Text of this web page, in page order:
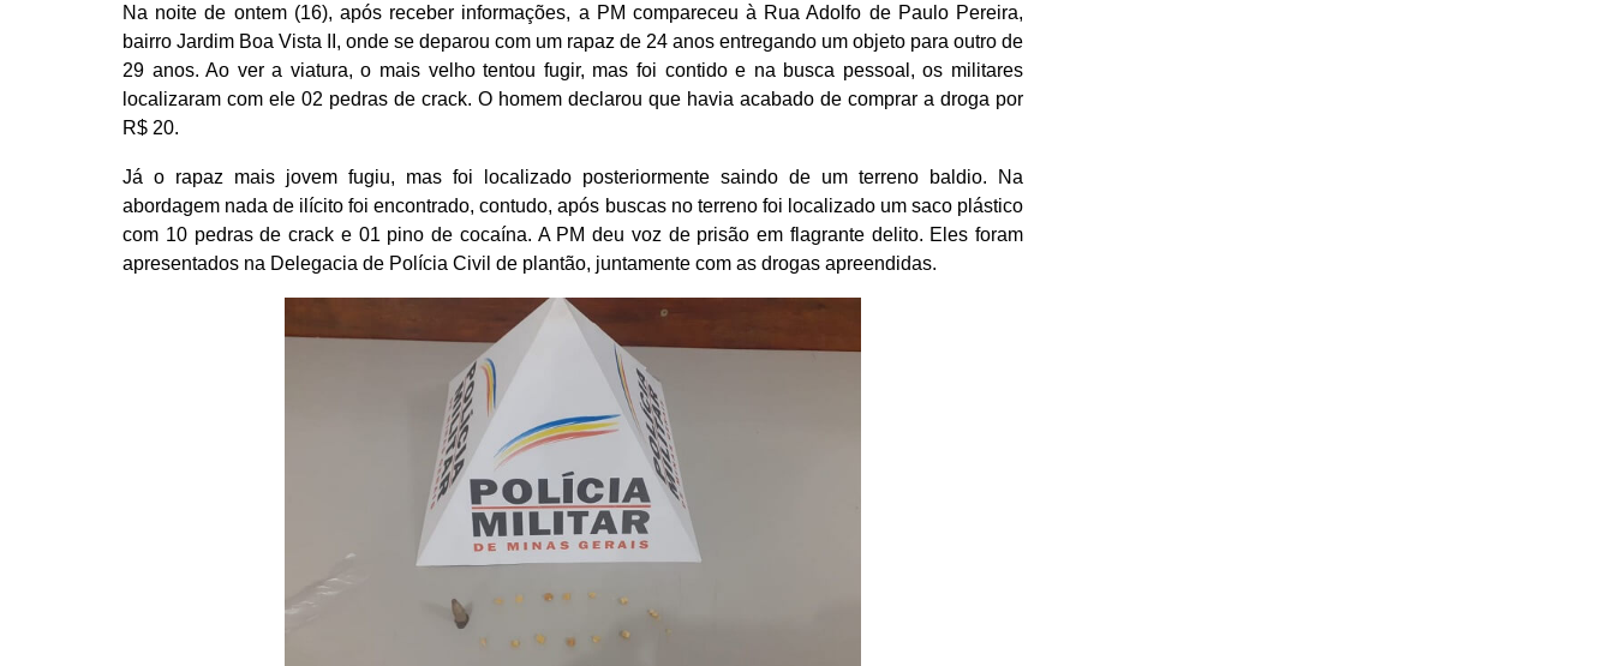
Na noite de ontem (16), após receber informações, a PM compareceu à Rua Adolfo de Paulo Pereira,
bairro Jardim Boa Vista II, onde se deparou com um rapaz de 24 anos entregando um objeto para outro de
29 anos. Ao ver a viatura, o mais velho tentou fugir, mas foi contido e na busca pessoal, os militares
localizaram com ele 02 pedras de crack. O homem declarou que havia acabado de comprar a droga por
R$ 20.
Já o rapaz mais jovem fugiu, mas foi localizado posteriormente saindo de um terreno baldio. Na
abordagem nada de ilícito foi encontrado, contudo, após buscas no terreno foi localizado um saco plástico
com 10 pedras de crack e 01 pino de cocaína. A PM deu voz de prisão em flagrante delito. Eles foram
apresentados na Delegacia de Polícia Civil de plantão, juntamente com as drogas apreendidas.